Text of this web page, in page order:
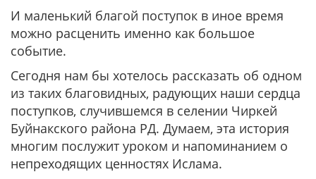
И маленький благой поступок в иное время
можно расценить именно как большое
событие.
Сегодня нам бы хотелось рассказать об одном
из таких благовидных, радующих наши сердца
поступков, случившемся в селении Чиркей
Буйнакского района РД. Думаем, эта история
многим послужит уроком и напоминанием о
непреходящих ценностях Ислама.